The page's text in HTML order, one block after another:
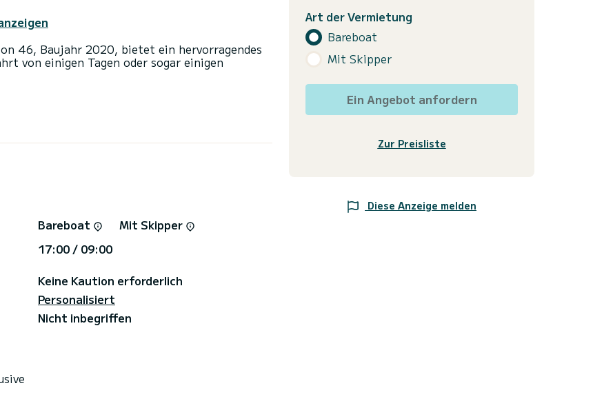
46, Baujahr 2020, bietet ein hervorragendes
von einigen Tagen oder sogar einigen
Verbündeter, um einen
von SamBoat bearbeitet. Über die Plattform
Bareboat
Mit Skipper
17:00 / 09:00
Keine Kaution erforderlich
Personalisiert
Nicht inbegriffen
Art der Vermietung
Bareboat
Mit Skipper
Ein Angebot anfordern
Zur Preisliste
Diese Anzeige melden